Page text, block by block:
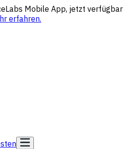
Mobile App, jetzt verfügbar
erfahren.